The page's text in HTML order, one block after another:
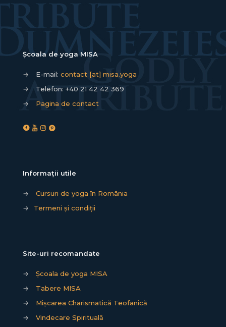
Școala de yoga MISA
→ E-mail: contact [at] misa.yoga
→
Telefon: +40 21 42 42 369
→
Pagina de contact
Informații utile
→
Cursuri de yoga în România
→
Termeni și condiții
Site-uri recomandate
→
Școala de yoga MISA
→
Tabere MISA
→
Mișcarea Charismatică Teofanică
→
Vindecare Spirituală